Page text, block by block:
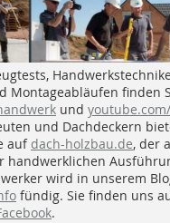
Montageabläufen finden
und
und Dachdeckern
auf dach-holzbau.de, der
handwerklichen
wird in unserem
fündig. Sie finden uns
.